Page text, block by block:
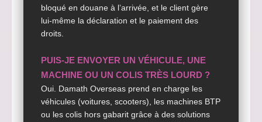
bloqué en douane à l’arrivée, et le client gère
lui-même la déclaration et le paiement des
droits.
PUIS-JE ENVOYER UN VÉHICULE, UNE
MACHINE OU UN COLIS TRÈS LOURD ?
Oui. Damath Overseas prend en charge les
véhicules (voitures, scooters), les machines BTP
ou les colis hors gabarit grâce à des solutions